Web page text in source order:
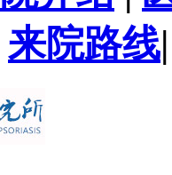
来院路线